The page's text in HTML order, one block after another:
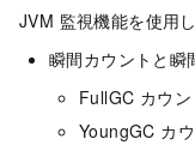
JVM 監視機能を使用
瞬間カウントと瞬
FullGC カウン
YoungGC カ